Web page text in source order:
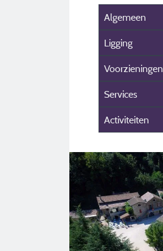
Algemeen
Ligging
Voorzieningen
Services
Activiteiten